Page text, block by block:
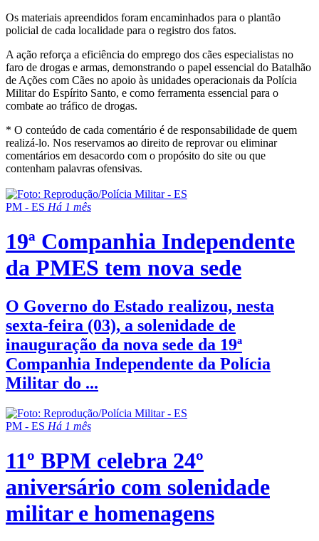
Os materiais apreendidos foram encaminhados para o plantão
policial de cada localidade para o registro dos fatos.
A ação reforça a eficiência do emprego dos cães especialistas no
faro de drogas e armas, demonstrando o papel essencial do Batalhão
de Ações com Cães no apoio às unidades operacionais da Polícia
Militar do Espírito Santo, e como ferramenta essencial para o
combate ao tráfico de drogas.
* O conteúdo de cada comentário é de responsabilidade de quem
realizá-lo. Nos reservamos ao direito de reprovar ou eliminar
comentários em desacordo com o propósito do site ou que
contenham palavras ofensivas.
PM - ES Há 1 mês
19ª Companhia Independente
da PMES tem nova sede
O Governo do Estado realizou, nesta
sexta-feira (03), a solenidade de
inauguração da nova sede da 19ª
Companhia Independente da Polícia
Militar do ...
PM - ES Há 1 mês
11º BPM celebra 24º
aniversário com solenidade
militar e homenagens